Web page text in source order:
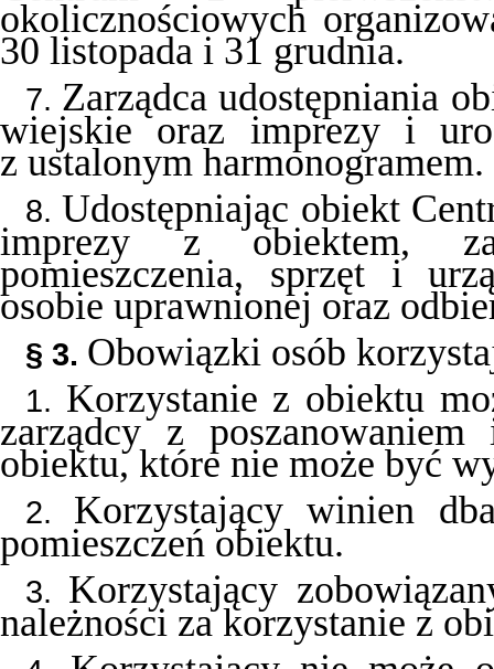
okolicznościowych
30 listopada i 31 grudnia.
7. Zarządca udostępniania
wiejskie oraz imprezy i
z ustalonym harmonogramem.
8. Udostępniając obiekt
imprezy z obiektem,
pomieszczenia, sprzęt i
osobie uprawnionej oraz
§ 3. Obowiązki osób
1. Korzystanie z obiektu
zarządcy z
obiektu, które nie może być
2. Korzystający winien
pomieszczeń obiektu.
3. Korzystający
należności za korzystanie z